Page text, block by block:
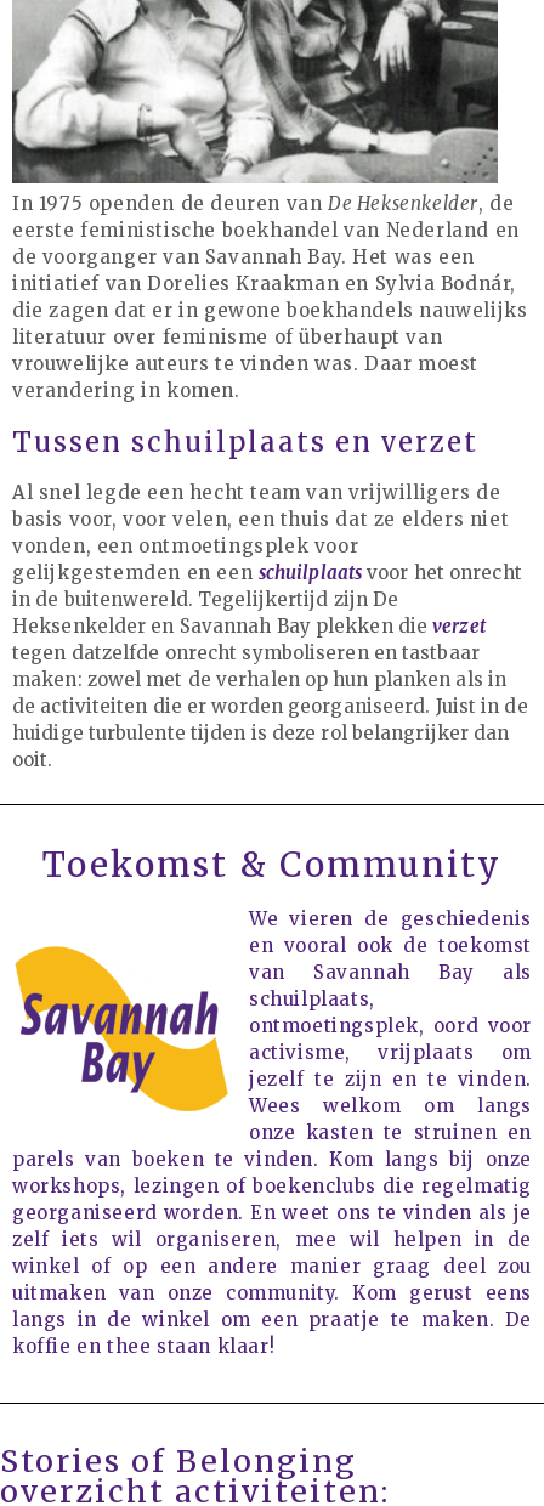
juli 2021
juni 2021
mei 2021
april 2021
maart 2021
februari 2021
januari 2021
december 2020
oktober 2020
september 2020
mei 2020
april 2020
januari 2020
Agenda
Fictie
Geweest
Geweest
Non-fictie
Team Savannah
Uncategorized
Vacatures
Login
Vermeldingen feed
Reacties feed
WordPress.org
In 1975 openden de deuren van De Heksenkelder, de
eerste feministische boekhandel van Nederland en
de voorganger van Savannah Bay. Het was een
initiatief van Dorelies Kraakman en Sylvia Bodnár,
die zagen dat er in gewone boekhandels nauwelijks
literatuur over feminisme of überhaupt van
vrouwelijke auteurs te vinden was. Daar moest
verandering in komen.
Tussen schuilplaats en verzet
Al snel legde een hecht team van vrijwilligers de
basis voor, voor velen, een thuis dat ze elders niet
vonden, een ontmoetingsplek voor
gelijkgestemden en een schuilplaats voor het onrecht
in de buitenwereld. Tegelijkertijd zijn De
Heksenkelder en Savannah Bay plekken dieverzet
tegen datzelfde onrecht symboliseren en tastbaar
maken: zowel met de verhalen op hun planken als in
de activiteiten die er worden georganiseerd. Juist in de
huidige turbulente tijden is deze rol belangrijker dan
ooit.
Toekomst & Community
We vieren de geschiedenis
en vooral ook de toekomst
van Savannah Bay als
schuilplaats,
ontmoetingsplek, oord voor
activisme, vrijplaats om
jezelf te zijn en te vinden.
Wees welkom om langs
onze kasten te struinen en
parels van boeken te vinden. Kom langs bij onze
workshops, lezingen of boekenclubs die regelmatig
georganiseerd worden. En weet ons te vinden als je
zelf iets wil organiseren, mee wil helpen in de
winkel of op een andere manier graag deel zou
uitmaken van onze community. Kom gerust eens
langs in de winkel om een praatje te maken. De
koffie en thee staan klaar!
Stories of Belonging
overzicht activiteiten: